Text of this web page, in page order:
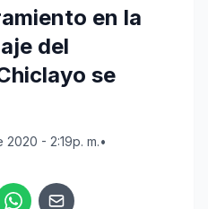
en la
del
se
- 2:19p. m.•